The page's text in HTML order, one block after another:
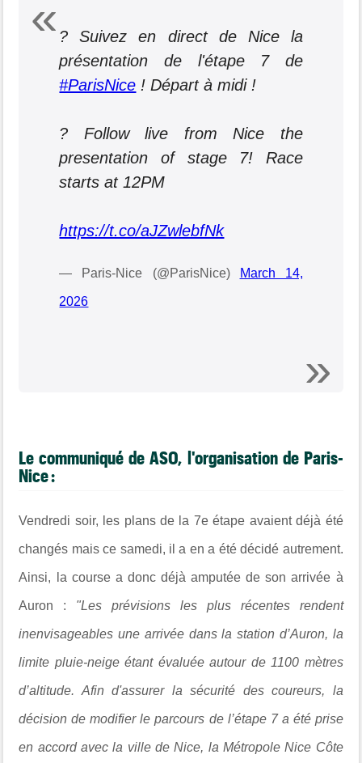
? Suivez en direct de Nice la
présentation de l'étape 7 de
#ParisNice ! Départ à midi !
? Follow live from Nice the
presentation of stage 7! Race
starts at 12PM
https://t.co/aJZwlebfNk
— Paris-Nice (@ParisNice) March 14,
2026
Le communiqué de ASO, l'organisation de Paris-
Nice :
Vendredi soir, les plans de la 7e étape avaient déjà été
changés mais ce samedi, il a en a été décidé autrement.
Ainsi, la course a donc déjà amputée de son arrivée à
Auron : "Les prévisions les plus récentes rendent
inenvisageables une arrivée dans la station d’Auron, la
limite pluie-neige étant évaluée autour de 1100 mètres
d’altitude. Afin d'assurer la sécurité des coureurs, la
décision de modifier le parcours de l’étape 7 a été prise
en accord avec la ville de Nice, la Métropole Nice Côte